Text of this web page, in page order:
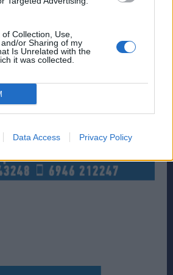
Collection, Use,
or Sharing of my
Is Unrelated with the
it was collected.
Data Access Privacy Policy